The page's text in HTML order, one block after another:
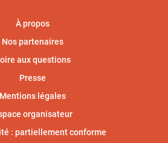
À propos
Nos partenaires
aux questions
Presse
Mentions légales
organisateur
: partiellement conforme